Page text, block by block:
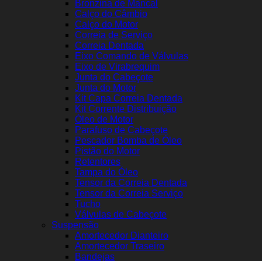
Bronzina de Mancal
Calço do Câmbio
Calço do Motor
Correia de Serviço
Correia Dentada
Eixo Comando de Válvulas
Eixo de Virabrequim
Junta do Cabeçote
Junta do Motor
Kit Capa Correia Dentada
Kit Corrente Distribuição
Óleo de Motor
Parafuso de Cabeçote
Pescador Bomba de Óleo
Pistão do Motor
Retentores
Tampa do Óleo
Tensor da Correia Dentada
Tensor da Correia Serviço
Tucho
Válvulas de Cabeçote
Suspensão
Amortecedor Dianteiro
Amortecedor Traseiro
Bandejas